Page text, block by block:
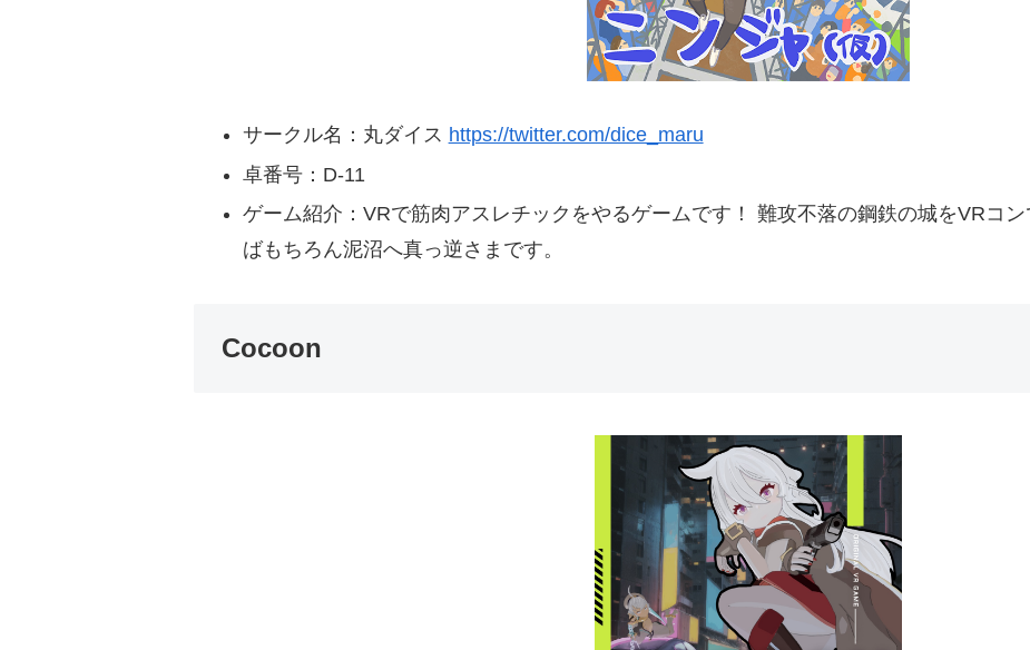
サークル名：丸ダイス https://twitter.com/dice_maru
卓番号：D-11
ゲーム紹介：VRで筋肉アスレチックをやるゲームです！ 難攻不落の鋼鉄の城をVRコ
ばもちろん泥沼へ真っ逆さまです。
Cocoon